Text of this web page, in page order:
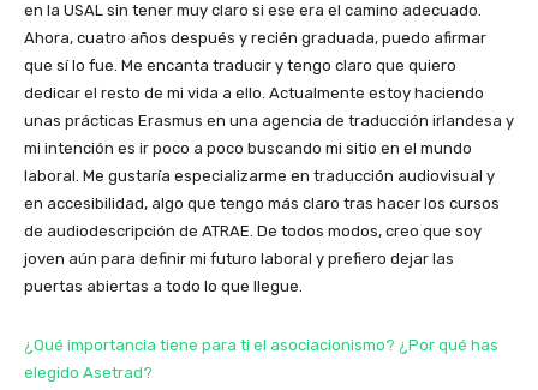
en la USAL sin tener muy claro si ese era el camino adecuado.
Ahora, cuatro años después y recién graduada, puedo afirmar
que sí lo fue. Me encanta traducir y tengo claro que quiero
dedicar el resto de mi vida a ello. Actualmente estoy haciendo
unas prácticas Erasmus en una agencia de traducción irlandesa y
mi intención es ir poco a poco buscando mi sitio en el mundo
laboral. Me gustaría especializarme en traducción audiovisual y
en accesibilidad, algo que tengo más claro tras hacer los cursos
de audiodescripción de ATRAE. De todos modos, creo que soy
joven aún para definir mi futuro laboral y prefiero dejar las
puertas abiertas a todo lo que llegue.
¿Qué importancia tiene para ti el asociacionismo? ¿Por qué has
elegido Asetrad?